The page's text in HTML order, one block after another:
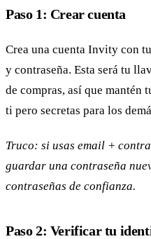
Paso 1: Crear cuenta
Crea una cuenta Invity con
y contraseña. Esta será tu
de compras, así que mantén
ti pero secretas para los
Truco: si usas email +
guardar una contraseña
contraseñas de confianza.
Paso 2: Verificar tu